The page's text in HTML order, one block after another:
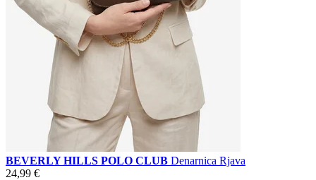
BEVERLY HILLS POLO CLUB Denarnica Rjava
24,99 €